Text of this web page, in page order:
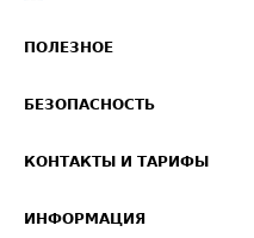
ПОЛЕЗНОЕ
Звезды ATI.SU на вашем сайте
Средние ставки
БЕЗОПАСНОСТЬ
Светофор+
КОНТАКТЫ И ТАРИФЫ
ИНФОРМАЦИЯ